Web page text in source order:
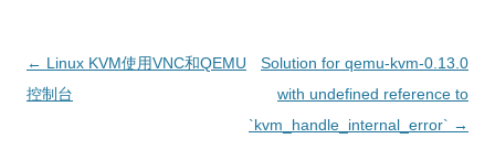
Post
navigation
← Linux KVM使用VNC和QEMU
控制台
Solution for qemu-kvm-0.13.0
with undefined reference to
`kvm_handle_internal_error` →